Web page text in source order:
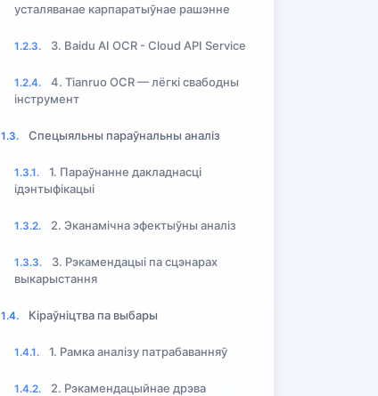
усталяванае карпаратыўнае рашэнне
1.2.3. 3. Baidu AI OCR - Cloud API Service
1.2.4.
4. Tianruo OCR — лёгкі свабодны
інструмент
1.3. Спецыяльны параўнальны аналіз
1.3.1.
1. Параўнанне дакладнасці
ідэнтыфікацыі
1.3.2. 2. Эканамічна эфектыўны аналіз
1.3.3.
3. Рэкамендацыі па сцэнарах
выкарыстання
1.4. Кіраўніцтва па выбары
1.4.1. 1. Рамка аналізу патрабаванняў
1.4.2.
2. Рэкамендацыйнае дрэва